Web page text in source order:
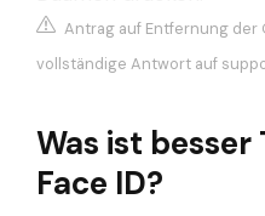
Antrag auf Entfernung der
vollständige Antwort auf
Was ist besser
Face ID?